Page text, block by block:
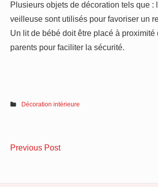
Plusieurs objets de décoration tels que :
veilleuse sont utilisés pour favoriser un
Un lit de bébé doit être placé à proximité
parents pour faciliter la sécurité.
Décoration intérieure
Navigation
Previous Post4